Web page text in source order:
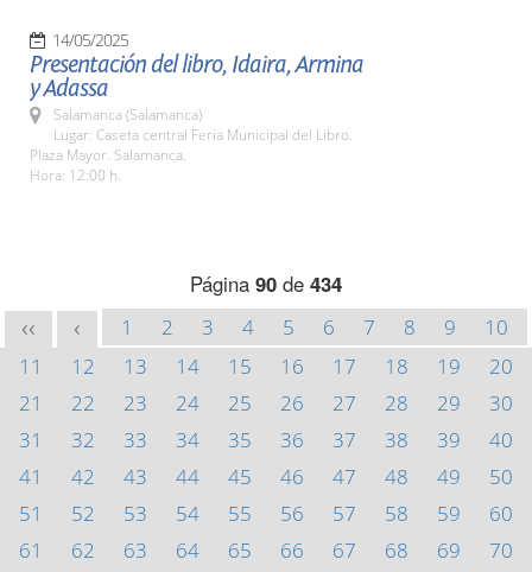
14/05/2025
Presentación del libro, Idaira, Armina
y Adassa
Salamanca (Salamanca)
Lugar: Caseta central Feria Municipal del Libro.
Plaza Mayor. Salamanca.
Hora: 12:00 h.
Página 90 de 434
<< < 1 2 3 4 5 6 7 8 9
10
11
12 13 14 15 16 17 18 19
20
21
22 23 24 25 26 27 28 29
30
31
32 33 34 35 36 37 38 39
40
41
42 43 44 45 46 47 48 49
50
51
52 53 54 55 56 57 58 59
60
61
62 63 64 65 66 67 68 69
70